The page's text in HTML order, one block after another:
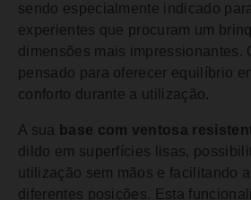
sendo especialmente indicado
experientes que procuram um
dimensões mais impressionantes.
pensado para oferecer equilíbrio
conforto durante a utilização.
A sua base com ventosa
dildo em superfícies lisas,
utilização sem mãos e facilitando
diferentes posições. Esta